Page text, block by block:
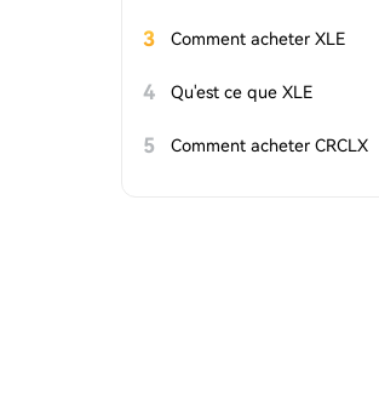
3 Comment acheter XLE
4 Qu'est ce que XLE
5 Comment acheter CRCLX